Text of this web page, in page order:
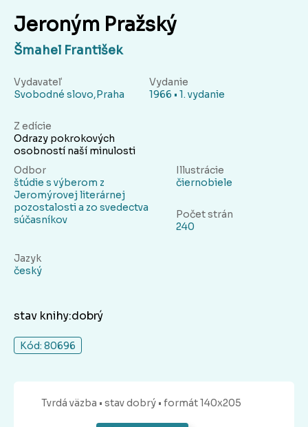
Jeroným Pražský
Šmahel František
Vydavateľ
Svobodné slovo,Praha
Vydanie
1966 • 1. vydanie
Z edície
Odrazy pokrokových
osobností naší minulosti
Odbor
štúdie s výberom z
Jeromýrovej literárnej
pozostalosti a zo svedectva
súčasníkov
Illustrácie
čiernobiele
Počet strán
240
Jazyk
český
stav knihy:dobrý
Kód: 80696
Tvrdá väzba • stav dobrý • formát 140x205